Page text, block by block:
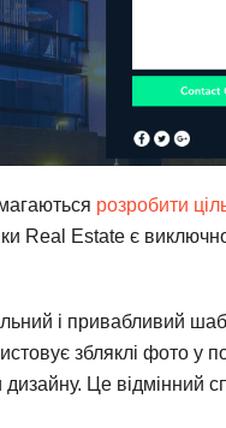
розробити
Real Estate є
і привабливий
збляклі фото у
Це відмінний